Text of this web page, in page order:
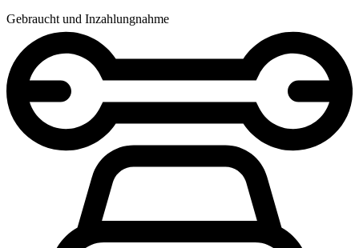
Gebraucht und Inzahlungnahme